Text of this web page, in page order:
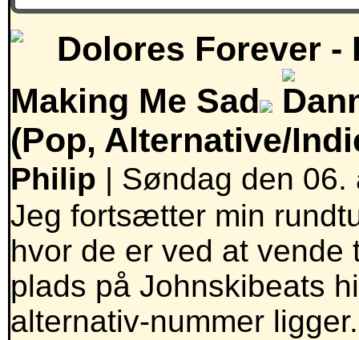
Dolores Forever -
Making Me Sad
(Pop, Alternative/
Philip | Søndag den
Jeg fortsætter min
hvor de er ved at vende
plads på Johnskibeats
alternativ-nummer ligger.